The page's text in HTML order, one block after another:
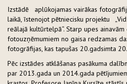
Izstādē aplūkojamas vairākas
laikā, īstenojot pētniecisku projektu
reālajā kultūrtelpā“. Starp upes
fotouzņēmumiem no gaisa redzamas
fotogrāfijas, kas tapušas 20.gadsimta
Pēc izstādes atklāšanas pasākuma
par 2013.gada un 2014.gada